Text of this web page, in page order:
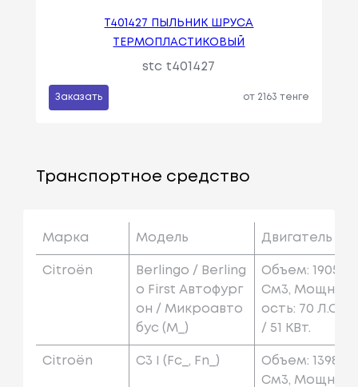
T401427 ПЫЛЬНИК ШРУСА
ТЕРМОПЛАСТИКОВЫЙ
stc t401427
Заказать от 2163 тенге
Транспортное средство
Марка Модель Двигатель
Citroën
Berlingo / Berling
O First Автофург
Он / Микроавто
Бус (m_)
Объем: 1905
См3, Мощн
Ость: 70 Л.с.
/ 51 КВт.
Citroën C3 I (fc_, Fn_)
Объем: 1398
См3, Мощн